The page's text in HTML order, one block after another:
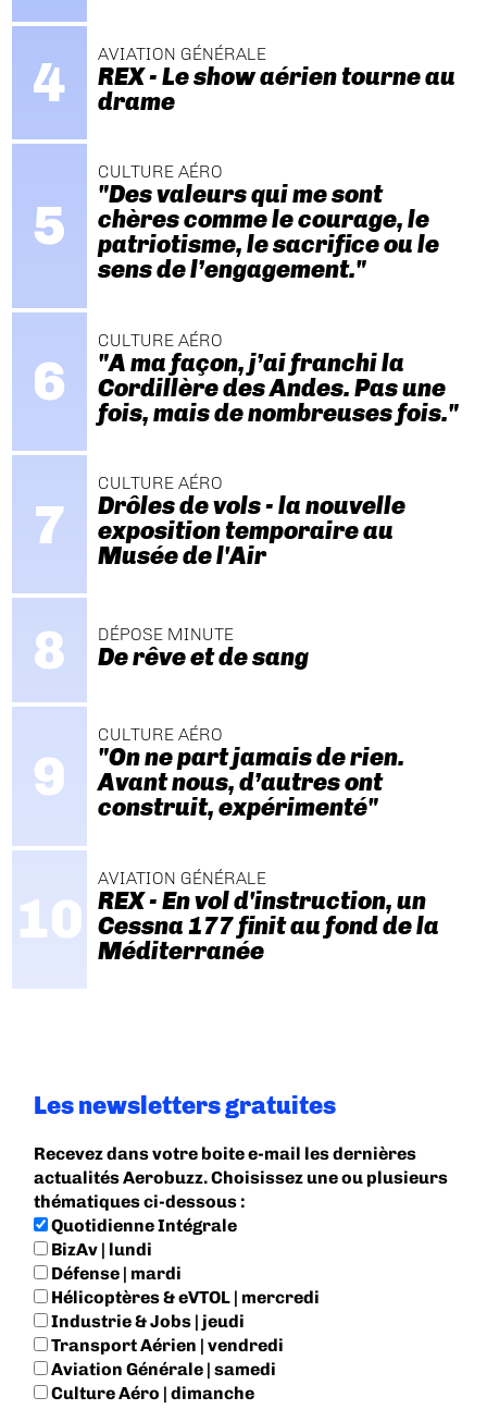
AVIATION GÉNÉRALE
REX - Le show aérien tourne au
drame
CULTURE AÉRO
"Des valeurs qui me sont
chères comme le courage, le
patriotisme, le sacrifice ou le
sens de l’engagement."
CULTURE AÉRO
"A ma façon, j’ai franchi la
Cordillère des Andes. Pas une
fois, mais de nombreuses fois."
CULTURE AÉRO
Drôles de vols - la nouvelle
exposition temporaire au
Musée de l'Air
DÉPOSE MINUTE
De rêve et de sang
CULTURE AÉRO
"On ne part jamais de rien.
Avant nous, d’autres ont
construit, expérimenté"
AVIATION GÉNÉRALE
REX - En vol d'instruction, un
Cessna 177 finit au fond de la
Méditerranée
Les newsletters gratuites
Recevez dans votre boite e-mail les dernières
actualités Aerobuzz. Choisissez une ou plusieurs
thématiques ci-dessous :
Quotidienne Intégrale
BizAv | lundi
Défense | mardi
Hélicoptères & eVTOL | mercredi
Industrie & Jobs | jeudi
Transport Aérien | vendredi
Aviation Générale | samedi
Culture Aéro | dimanche